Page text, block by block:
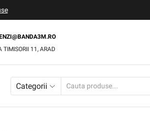
TIMISORII 11, ARAD
Categorii